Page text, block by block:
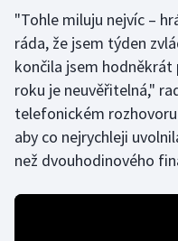
Gymnastika
Házená
Jezdectví
Judo
"Tohle miluju nejvíc –
ráda, že jsem týden
končila jsem hodněkrát
roku je neuvěřitelná,"
telefonickém
aby co nejrychleji
než dvouhodinového